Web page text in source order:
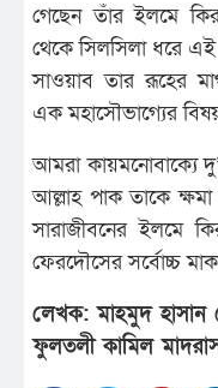
গেছেন তাঁর ইলমে
থেকে সিলসিলা ধরে এই
সাওয়াব তার রূহের
এক মহাসৌভাগ্যের
আমরা কায়মনোবাক্যে
আল্লাহ পাক তাকে
সারাজীবনের ইলমে
ফেরদৌসের সর্বোচ্চ
লেখক: মাহমুদ হাসান
ফুলতলী কামিল